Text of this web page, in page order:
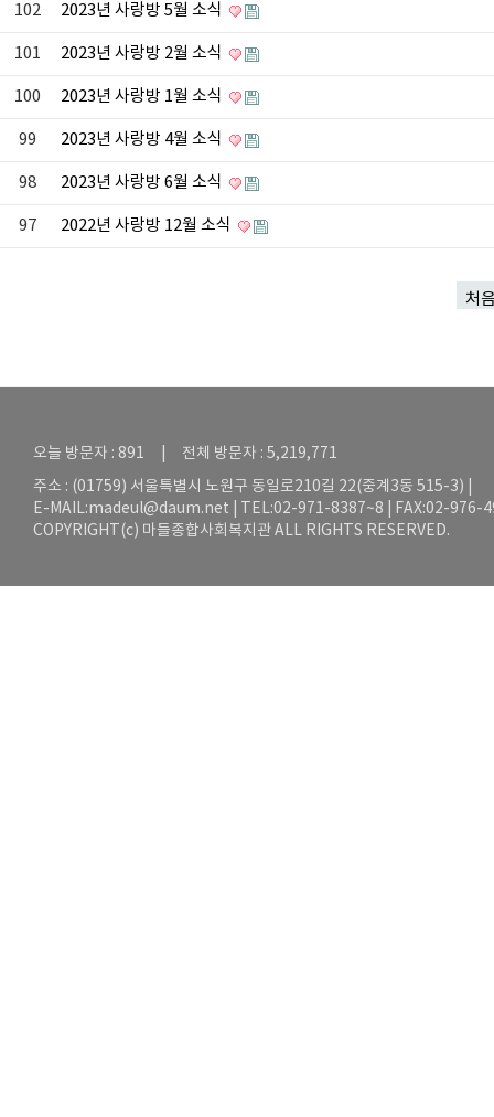
102 2023년 사랑방 5월 소식
101 2023년 사랑방 2월 소식
100 2023년 사랑방 1월 소식
99 2023년 사랑방 4월 소식
98 2023년 사랑방 6월 소식
97 2022년 사랑방 12월 소식
처
오늘 방문자 : 891 | 전체 방문자 : 5,219,771
주소 : (01759) 서울특별시 노원구 동일로210길 22(중계3동 515-3) |
E-MAIL:madeul@daum.net | TEL:02-971-8387~8 | FAX:02-976-
COPYRIGHT(c) 마들종합사회복지관 ALL RIGHTS RESERVED.